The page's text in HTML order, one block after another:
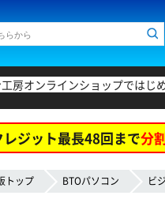
房オンラインショップではじ
ジット最長48回まで分
トップ BTOパソコン ビ